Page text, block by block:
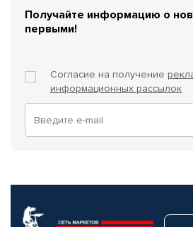
Получайте информацию о
первыми!
Согласие на получение
информационных рассылок